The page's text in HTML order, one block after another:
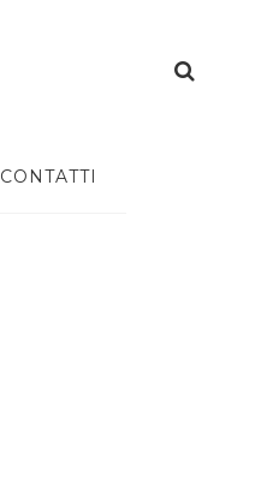
CONTATTI